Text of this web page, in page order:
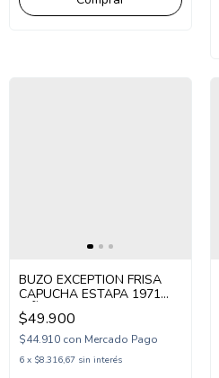
BUZO EXCEPTION FRISA
CAPUCHA ESTAPA 1971
NIÑO (EX26HPOL3)
$49.900
$44.910 con Mercado Pago
6 x $8.316,67 sin interés